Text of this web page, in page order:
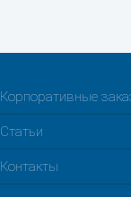
Корпоративные
Статьи
Контакты